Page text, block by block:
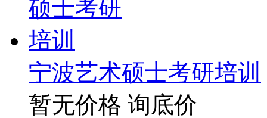
宁波艺术硕士考研培训
暂无价格 询底价